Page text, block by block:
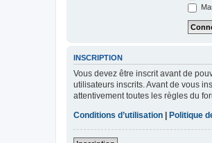
INSCRIPTION
Vous devez être inscrit avant de
utilisateurs inscrits. Avant de vous
attentivement toutes les règles du
Conditions d’utilisation
Politique